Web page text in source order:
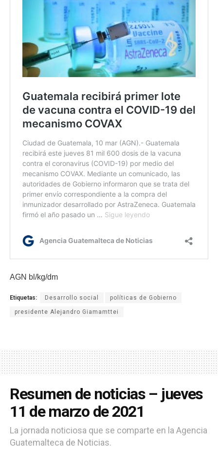
AGN bl/kg/dm
Etiquetas: Desarrollo social políticas de Gobierno
presidente Alejandro Giamamttei
Resumen de noticias – jueves
11 de marzo de 2021
La jornada noticiosa que se comparte en la Agencia
Guatemalteca de Noticias.